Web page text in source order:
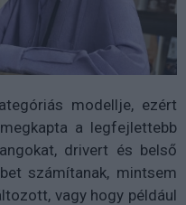
modellje, ezért
a legfejlettebb
drivert és belső
számítanak, mintsem
vagy hogy például